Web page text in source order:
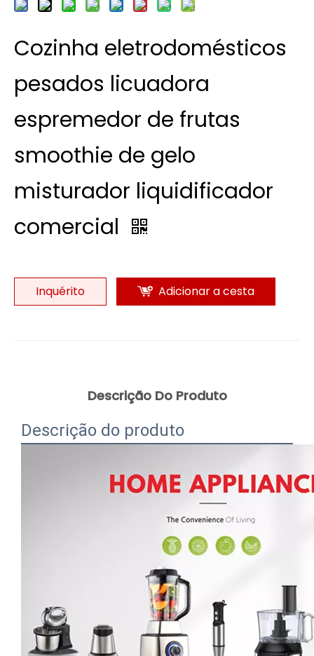
Cozinha eletrodomésticos
pesados ​​licuadora
espremedor de frutas
smoothie de gelo
misturador liquidificador
comercial
Inquérito Adicionar a cesta
Descrição Do Produto
Descrição do produto